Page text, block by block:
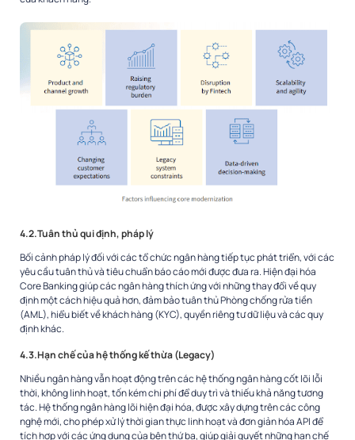
4.2.Tuân thủ qui định, pháp lý
Bối cảnh pháp lý đối với các tổ chức ngân hàng tiếp tục phát triển, với các
yêu cầu tuân thủ và tiêu chuẩn báo cáo mới được đưa ra. Hiện đại hóa
Core Banking giúp các ngân hàng thích ứng với những thay đổi về quy
định một cách hiệu quả hơn, đảm bảo tuân thủ Phòng chống rửa tiền
(AML), hiểu biết về khách hàng (KYC), quyền riêng tư dữ liệu và các quy
định khác.
4.3.Hạn chế của hệ thống kế thừa (Legacy)
Nhiều ngân hàng vẫn hoạt động trên các hệ thống ngân hàng cốt lõi lỗi
thời, không linh hoạt, tốn kém chi phí để duy trì và thiếu khả năng tương
tác. Hệ thống ngân hàng lõi hiện đại hóa, được xây dựng trên các công
nghệ mới, cho phép xử lý thời gian thực linh hoạt và đơn giản hóa API để
tích hợp với các ứng dụng của bên thứ ba, giúp giải quyết những hạn chế